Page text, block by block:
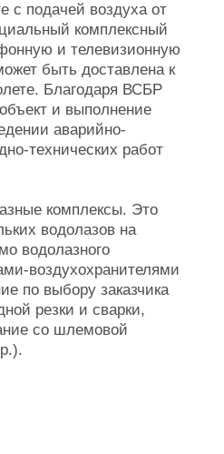
с подачей воздуха от
комплексный
и телевизионную
быть доставлена к
Благодаря ВСБР
и выполнение
аварийно-
технических работ
комплексы. Это
водолазов на
водолазного
воздухохранителями
по выбору заказчика
резки и сварки,
со шлемовой